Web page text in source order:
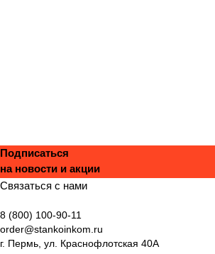
Подписаться
на новости и акции
Связаться с нами
8 (800) 100-90-11
order@stankoinkom.ru
г. Пермь, ул. Краснофлотская 40А